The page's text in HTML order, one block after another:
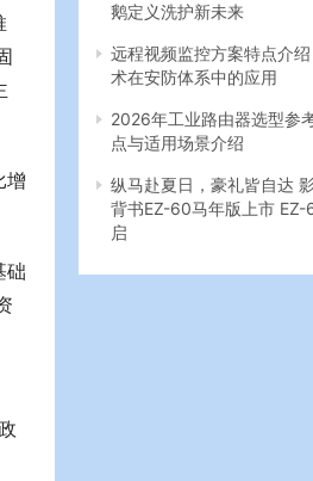
增
础
鹅定义洗护新未来
远程视频监控方案特点介
术在安防体系中的应用
2026年工业路由器选型参
点与适用场景介绍
纵马赴夏日，豪礼皆自达
背书EZ-60马年版上市 EZ-
启